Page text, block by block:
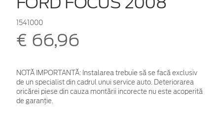
1541000
€ 66,96
NOTĂ IMPORTANTĂ: Instalarea trebuie să se facă exclusiv
de un specialist din cadrul unui service auto. Deteriorarea
oricărei piese din cauza montării incorecte nu este acoperită
de garanţie.